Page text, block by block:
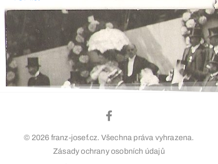
© 2026 franz-josef.cz. Všechna práva vyhrazena.
Zásady ochrany osobních údajů